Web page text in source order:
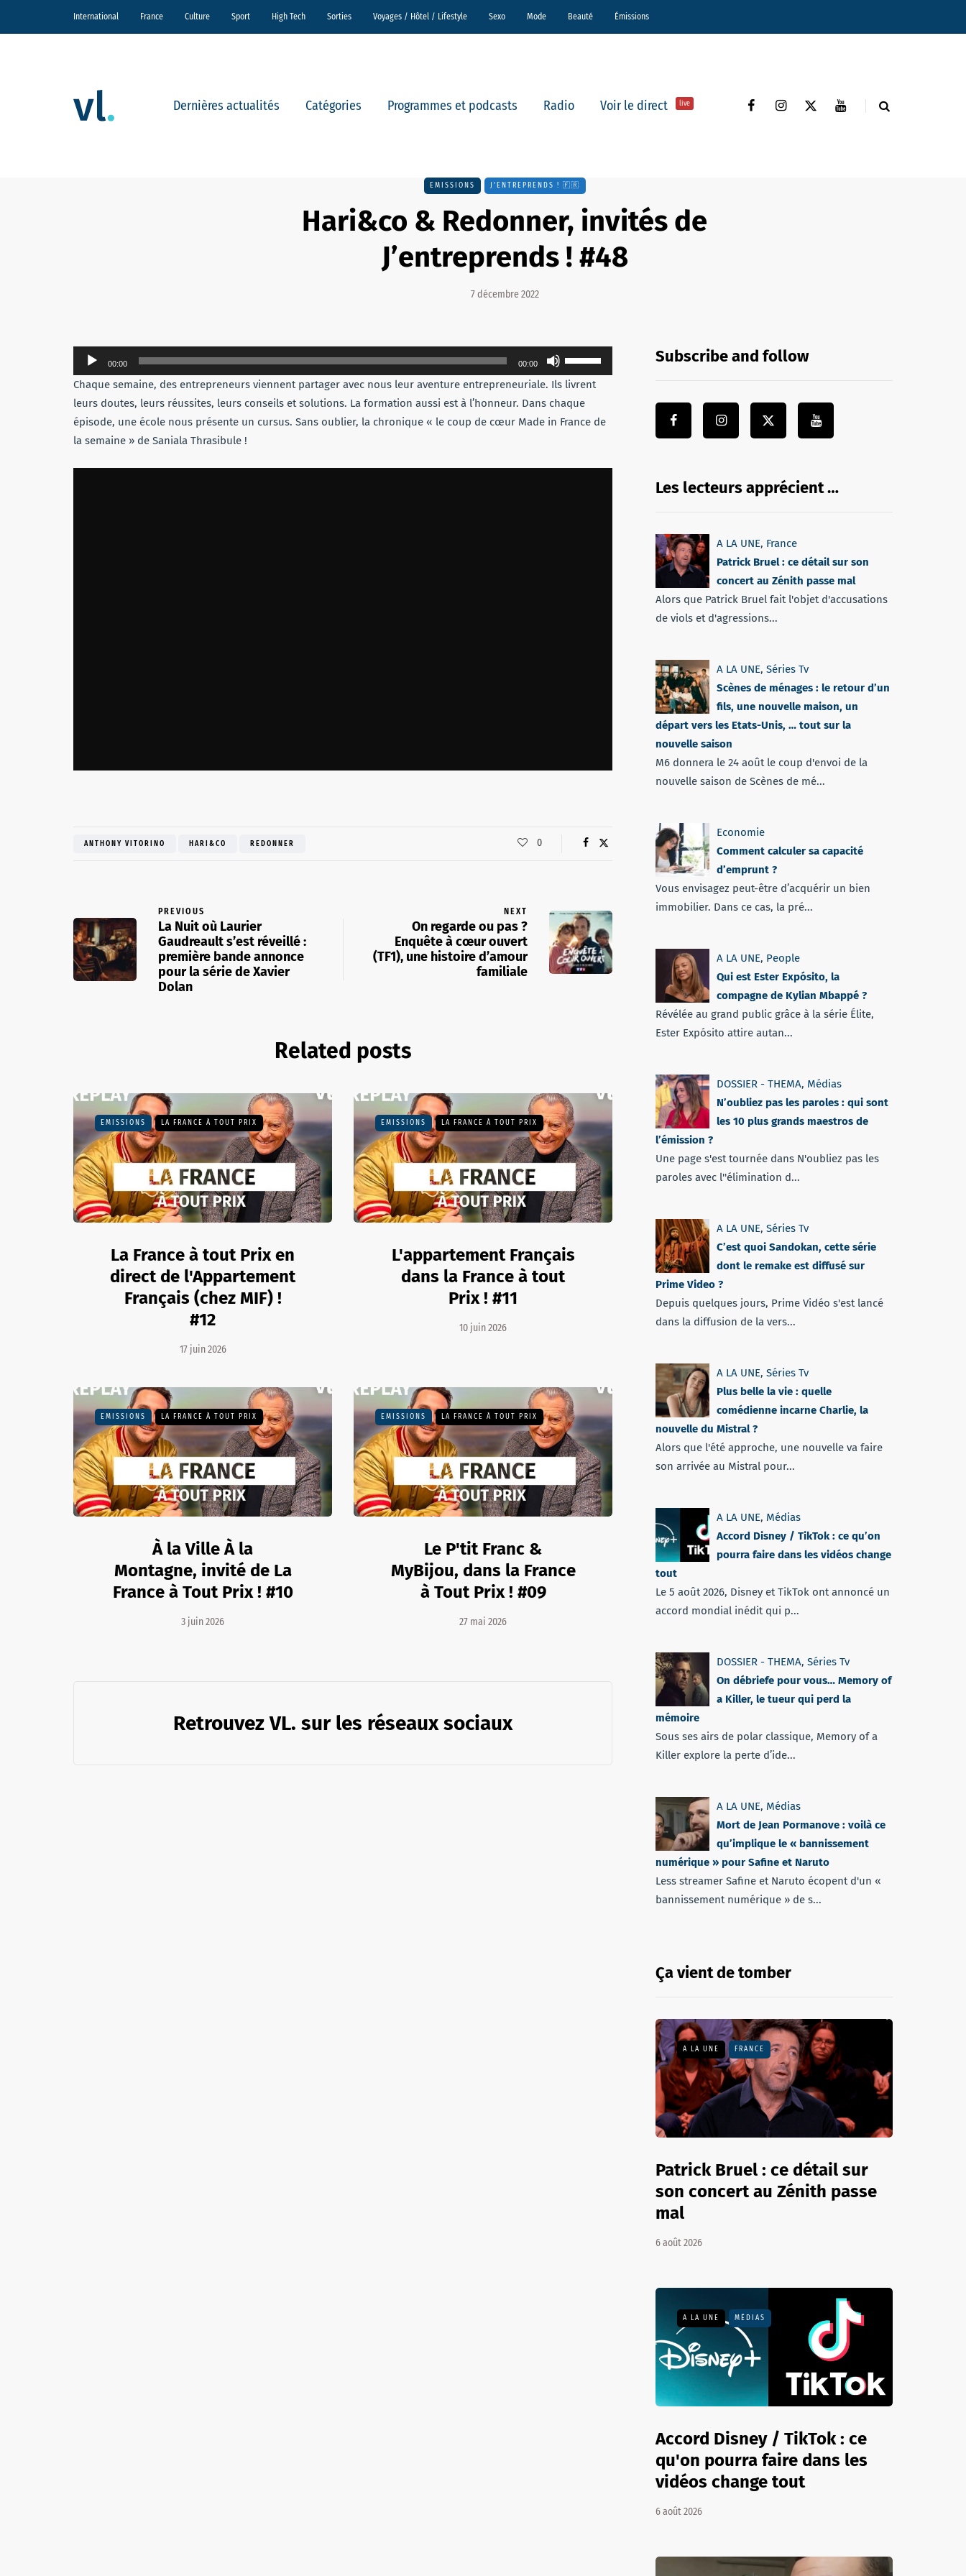
International France Culture Sport High Tech Sorties Voyages / Hôtel / Lifestyle Sexo Mode Beauté Émissions
Dernières actualités Catégories Programmes et podcasts Radio Voir le direct live
EMISSIONS J'ENTREPRENDS ! 🇫🇷
Hari&co & Redonner, invités de
J’entreprends ! #48
7 décembre 2022
Lecteur
audio
00:00 00:00
les
flèches
haut/bas
pour
ou
Chaque semaine, des entrepreneurs viennent partager avec nous leur aventure entrepreneuriale. Ils livrent
leurs doutes, leurs réussites, leurs conseils et solutions. La formation aussi est à l’honneur. Dans chaque
épisode, une école nous présente un cursus. Sans oublier, la chronique « le coup de cœur Made in France de
la semaine » de Saniala Thrasibule !
ANTHONY VITORINO HARI&CO REDONNER 0
PREVIOUS
La Nuit où Laurier
Gaudreault s’est réveillé :
première bande annonce
pour la série de Xavier
Dolan
NEXT
On regarde ou pas ?
Enquête à cœur ouvert
(TF1), une histoire d’amour
familiale
Related posts
EMISSIONS LA FRANCE À TOUT PRIX
La France à tout Prix en
direct de l'Appartement
Français (chez MIF) !
#12
17 juin 2026
EMISSIONS LA FRANCE À TOUT PRIX
L'appartement Français
dans la France à tout
Prix ! #11
10 juin 2026
EMISSIONS LA FRANCE À TOUT PRIX
À la Ville À la
Montagne, invité de La
France à Tout Prix ! #10
3 juin 2026
EMISSIONS LA FRANCE À TOUT PRIX
Le P'tit Franc &
MyBijou, dans la France
à Tout Prix ! #09
27 mai 2026
Retrouvez VL. sur les réseaux sociaux
Subscribe and follow
Les lecteurs apprécient …
A LA UNE, France
Patrick Bruel : ce détail sur son
concert au Zénith passe mal
Alors que Patrick Bruel fait l'objet d'accusations
de viols et d'agressions...
A LA UNE, Séries Tv
Scènes de ménages : le retour d’un
fils, une nouvelle maison, un
départ vers les Etats-Unis, … tout sur la
nouvelle saison
M6 donnera le 24 août le coup d'envoi de la
nouvelle saison de Scènes de mé...
Economie
Comment calculer sa capacité
d’emprunt ?
Vous envisagez peut-être d’acquérir un bien
immobilier. Dans ce cas, la pré...
A LA UNE, People
Qui est Ester Expósito, la
compagne de Kylian Mbappé ?
Révélée au grand public grâce à la série Élite,
Ester Expósito attire autan...
DOSSIER - THEMA, Médias
N’oubliez pas les paroles : qui sont
les 10 plus grands maestros de
l’émission ?
Une page s'est tournée dans N'oubliez pas les
paroles avec l''élimination d...
A LA UNE, Séries Tv
C’est quoi Sandokan, cette série
dont le remake est diffusé sur
Prime Video ?
Depuis quelques jours, Prime Vidéo s'est lancé
dans la diffusion de la vers...
A LA UNE, Séries Tv
Plus belle la vie : quelle
comédienne incarne Charlie, la
nouvelle du Mistral ?
Alors que l'été approche, une nouvelle va faire
son arrivée au Mistral pour...
A LA UNE, Médias
Accord Disney / TikTok : ce qu’on
pourra faire dans les vidéos change
tout
Le 5 août 2026, Disney et TikTok ont annoncé un
accord mondial inédit qui p...
DOSSIER - THEMA, Séries Tv
On débriefe pour vous… Memory of
a Killer, le tueur qui perd la
mémoire
Sous ses airs de polar classique, Memory of a
Killer explore la perte d’ide...
A LA UNE, Médias
Mort de Jean Pormanove : voilà ce
qu’implique le « bannissement
numérique » pour Safine et Naruto
Less streamer Safine et Naruto écopent d'un «
bannissement numérique » de s...
Ça vient de tomber
A LA UNE FRANCE
Patrick Bruel : ce détail sur
son concert au Zénith passe
mal
6 août 2026
A LA UNE MÉDIAS
Accord Disney / TikTok : ce
qu'on pourra faire dans les
vidéos change tout
6 août 2026